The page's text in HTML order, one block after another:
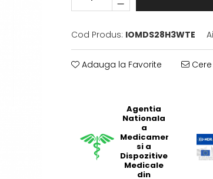
Cod Produs: IOMDS28H3WTE
Adauga la Favorite Cere
Agentia
Nationala
a
Medicamentului
si a
Dispozitivelor
Medicale
din